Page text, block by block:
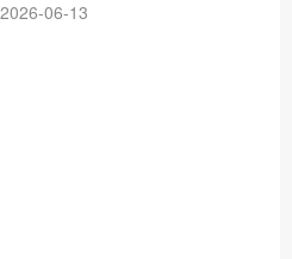
2026-06-13